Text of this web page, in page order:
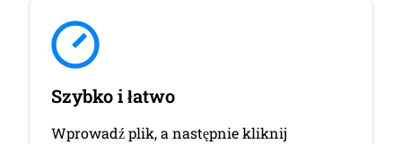
Szybko i łatwo
Wprowadź plik, a następnie kliknij